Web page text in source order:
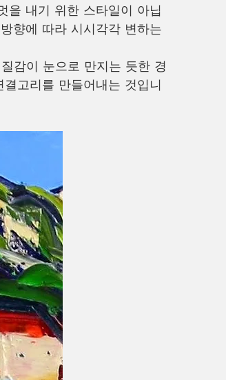
을 내기 위한 스타일이 아닙
향에 따라 시시각각 변하는
감이 눈으로 만지는 듯한 경
고리를 만들어내는 것입니